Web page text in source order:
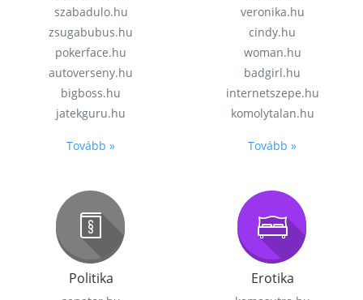
szabadulo.hu
zsugabubus.hu
pokerface.hu
autoverseny.hu
bigboss.hu
jatekguru.hu
Tovább »
veronika.hu
cindy.hu
woman.hu
badgirl.hu
internetszepe.hu
komolytalan.hu
Tovább »
Politika Erotika